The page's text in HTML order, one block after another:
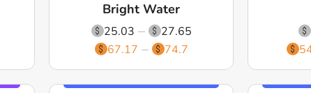
Bright Water
25.03
27.65
67.17
74.7